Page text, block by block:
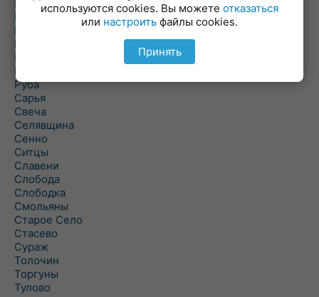
Погоща
Подсвилье
Полоцк
Поставы
Прозороки
Россоны
Руба
Сарья
Свеча
Селявщина
Сенно
Ситцы
Славени
Слобода
Слободка
Смольяны
Старое Село
Стасево
Сураж
Толочин
Торгуны
Тулово
используются cookies. Вы можете отказаться
или настроить файлы cookies.
Принять